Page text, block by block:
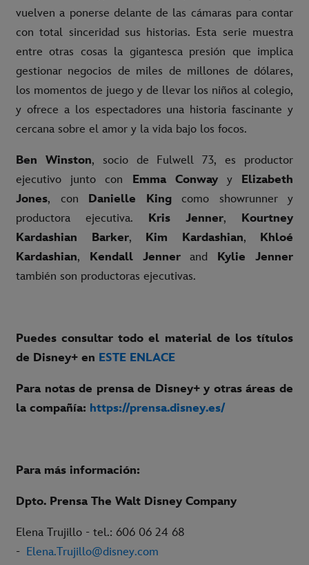
vuelven a ponerse delante de las cámaras para contar
con total sinceridad sus historias. Esta serie muestra
entre otras cosas la gigantesca presión que implica
gestionar negocios de miles de millones de dólares,
los momentos de juego y de llevar los niños al colegio,
y ofrece a los espectadores una historia fascinante y
cercana sobre el amor y la vida bajo los focos.
Ben Winston, socio de Fulwell 73, es productor
ejecutivo junto con Emma Conwayy Elizabeth
Jones, con Danielle Kingcomo showrunner y
productora ejecutiva. Kris Jenner, Kourtney
Kardashian Barker, Kim Kardashian, Khloé
Kardashian, Kendall Jennerand Kylie Jenner
también son productoras ejecutivas.
Puedes consultar todo el material de los títulos
de Disney+ en ESTE ENLACE
Para notas de prensa de Disney+ y otras áreas de
la compañía: https://prensa.disney.es/
Para más información:
Dpto. Prensa The Walt Disney Company
Elena Trujillo - tel.: 606 06 24 68
- Elena.Trujillo@disney.com